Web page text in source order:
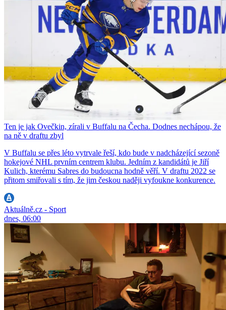
Ten je jak Ovečkin, zírali v Buffalu na Čecha. Dodnes nechápou, že
na ně v draftu zbyl
V Buffalu se přes léto vytrvale řeší, kdo bude v nadcházející sezoně
hokejové NHL prvním centrem klubu. Jedním z kandidátů je Jiří
Kulich, kterému Sabres do budoucna hodně věří. V draftu 2022 se
přitom smiřovali s tím, že jim českou naději vyfoukne konkurence.
Aktuálně.cz - Sport
dnes, 06:00